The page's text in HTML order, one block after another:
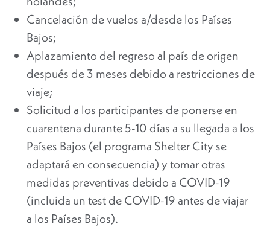
Cancelación de vuelos a/desde los Países
Bajos;
Aplazamiento del regreso al país de origen
después de 3 meses debido a restricciones de
viaje;
Solicitud a los participantes de ponerse en
cuarentena durante 5-10 días a su llegada a los
Países Bajos (el programa Shelter City se
adaptará en consecuencia) y tomar otras
medidas preventivas debido a COVID-19
(incluida un test de COVID-19 antes de viajar
a los Países Bajos).